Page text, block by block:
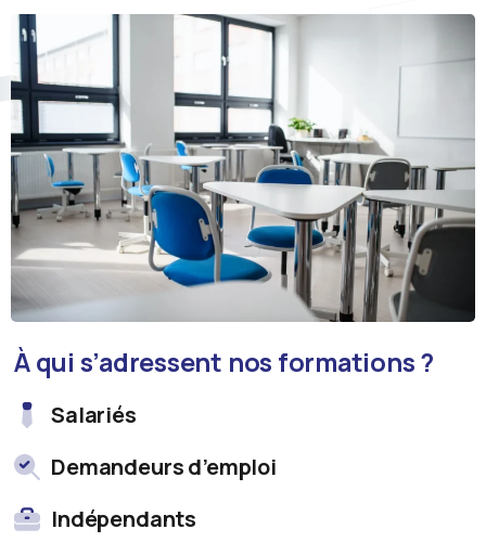
À qui s’adressent nos formations ?
Salariés
Demandeurs d’emploi
Indépendants